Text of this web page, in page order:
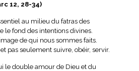
12, 28-34)
au milieu du fatras des
le fond des intentions divines.
de qui nous sommes faits.
pas seulement suivre, obéir, servir.
le double amour de Dieu et du